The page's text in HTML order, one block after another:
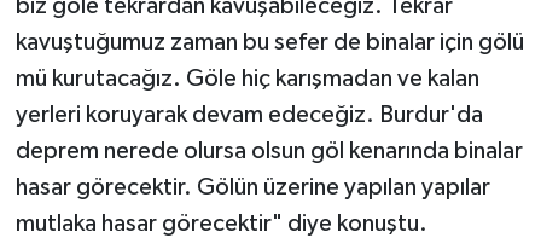
biz göle tekrardan kavuşabileceğiz. Tekrar
kavuştuğumuz zaman bu sefer de binalar için gölü
mü kurutacağız. Göle hiç karışmadan ve kalan
yerleri koruyarak devam edeceğiz. Burdur'da
deprem nerede olursa olsun göl kenarında binalar
hasar görecektir. Gölün üzerine yapılan yapılar
mutlaka hasar görecektir" diye konuştu.